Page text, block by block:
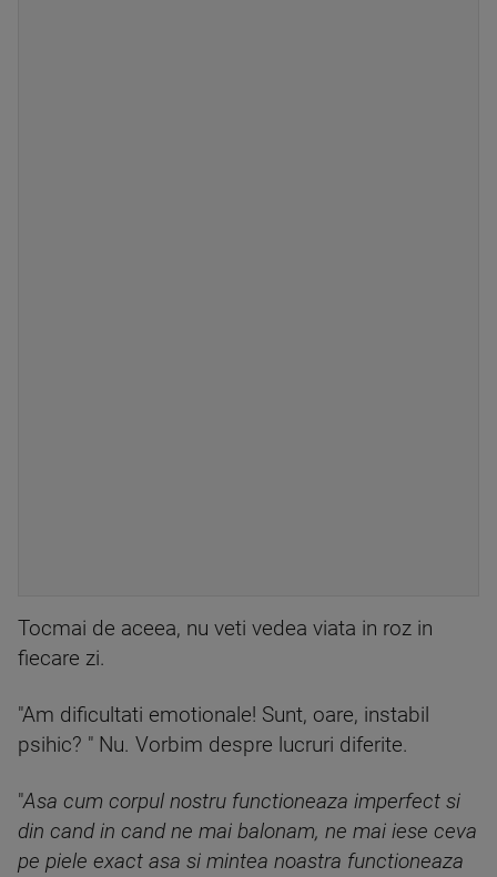
Tocmai de aceea, nu veti vedea viata in roz in
fiecare zi.
"Am dificultati emotionale! Sunt, oare, instabil
psihic? " Nu. Vorbim despre lucruri diferite.
"Asa cum corpul nostru functioneaza imperfect si
din cand in cand ne mai balonam, ne mai iese ceva
pe piele exact asa si mintea noastra functioneaza